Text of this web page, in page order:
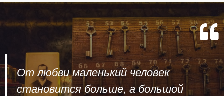
От любви маленький человек
становится больше, а большой